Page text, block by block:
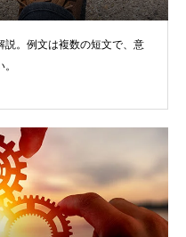
説。例文は複数の短文で、意